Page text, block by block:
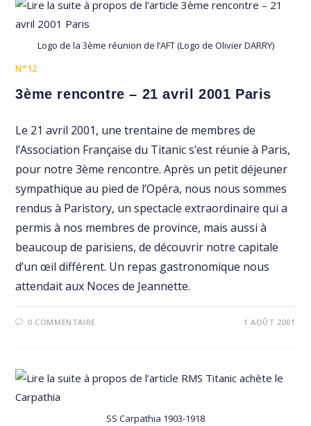
Logo de la 3ème réunion de l’AFT (Logo de Olivier DARRY)
N°12
3ème rencontre – 21 avril 2001 Paris
Le 21 avril 2001, une trentaine de membres de
l’Association Française du Titanic s’est réunie à Paris,
pour notre 3ème rencontre. Après un petit déjeuner
sympathique au pied de l’Opéra, nous nous sommes
rendus à Paristory, un spectacle extraordinaire qui a
permis à nos membres de province, mais aussi à
beaucoup de parisiens, de découvrir notre capitale
d’un œil différent. Un repas gastronomique nous
attendait aux Noces de Jeannette.
0 COMMENTAIRE 1 AOÛT 2001
SS Carpathia 1903-1918